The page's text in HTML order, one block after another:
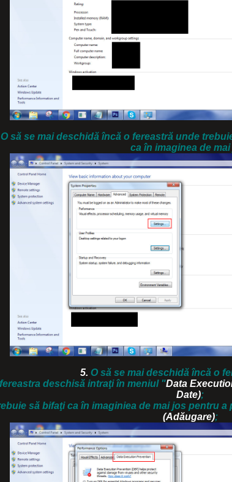
O să se mai deschidă încă o fereastră unde
ca în imaginea de
5. O să se mai deschidă încă o
deschisă intraţi în meniul "Data
Date);
să bifaţi ca în imaginiea de mai jos pentru
(Adăugare);